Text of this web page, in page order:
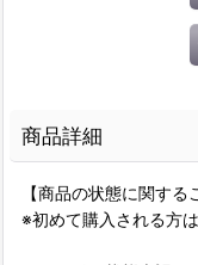
商品詳細
【商品の状態に関する
※初めて購入される方